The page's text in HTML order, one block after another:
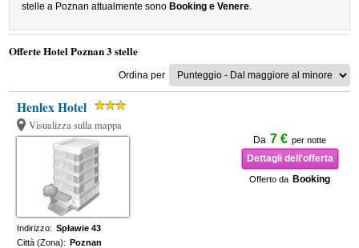
stelle a Poznan attualmente sono Booking e Venere.
Offerte Hotel Poznan 3 stelle
Ordina per
Henlex Hotel
Visualizza sulla mappa
Da 7 € per notte
Dettagli dell'offerta
Offerto da Booking
Indirizzo: Spławie 43
Città (Zona): Poznan